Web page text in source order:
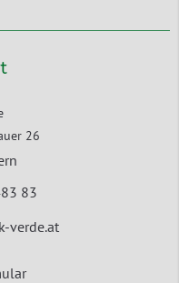
26
83
verde.at